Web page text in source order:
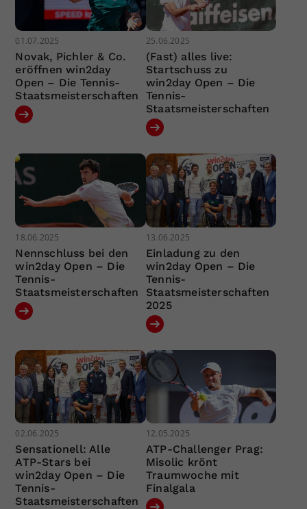
01.07.2025
Novak, Pichler & Co.
eröffnen win2day
Open – Die Tennis-
Staatsmeisterschaften
25.06.2025
(Fast) alles live:
Startschuss zu
win2day Open – Die
Tennis-
Staatsmeisterschaften
18.06.2025
Nennschluss bei den
win2day Open – Die
Tennis-
Staatsmeisterschaften
13.06.2025
Einladung zu den
win2day Open – Die
Tennis-
Staatsmeisterschaften
2025
02.06.2025
Sensationell: Alle
ATP-Stars bei
win2day Open – Die
Tennis-
Staatsmeisterschaften
12.05.2025
ATP-Challenger Prag:
Misolic krönt
Traumwoche mit
Finalgala